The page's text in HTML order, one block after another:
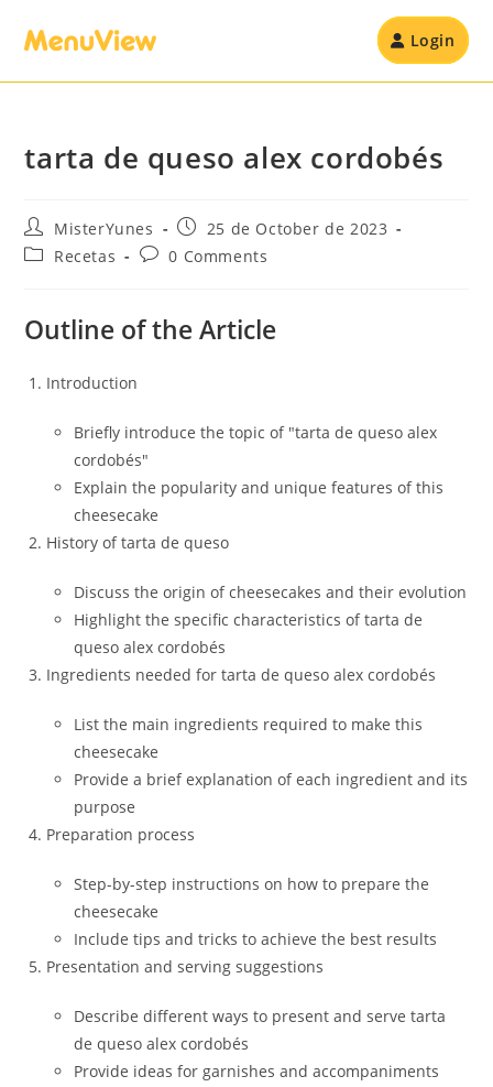
Login
tarta de queso alex cordobés
MisterYunes
25 de October de 2023
Recetas
0 Comments
Outline of the Article
Introduction
Briefly introduce the topic of "tarta de queso alex
cordobés"
Explain the popularity and unique features of this
cheesecake
History of tarta de queso
Discuss the origin of cheesecakes and their evolution
Highlight the specific characteristics of tarta de
queso alex cordobés
Ingredients needed for tarta de queso alex cordobés
List the main ingredients required to make this
cheesecake
Provide a brief explanation of each ingredient and its
purpose
Preparation process
Step-by-step instructions on how to prepare the
cheesecake
Include tips and tricks to achieve the best results
Presentation and serving suggestions
Describe different ways to present and serve tarta
de queso alex cordobés
Provide ideas for garnishes and accompaniments